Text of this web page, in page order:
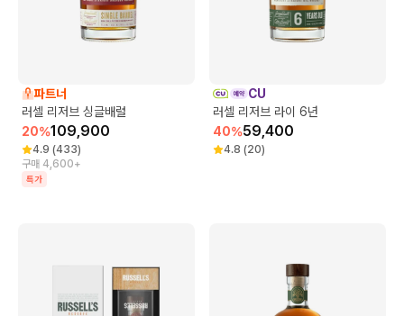
파트너
러셀 리저브 싱글배럴
20%109,900
4.9 (433)
구매 4,600+
특가
CU
러셀 리저브 라이 6년
40%59,400
4.8 (20)